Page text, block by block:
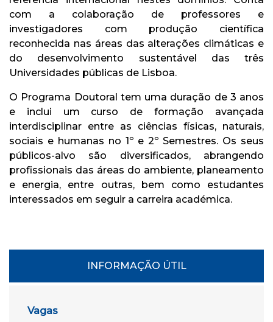
com a colaboração de professores e
investigadores com produção científica
reconhecida nas áreas das alterações climáticas e
do desenvolvimento sustentável das três
Universidades públicas de Lisboa.
O Programa Doutoral tem uma duração de 3 anos
e inclui um curso de formação avançada
interdisciplinar entre as ciências físicas, naturais,
sociais e humanas no 1º e 2º Semestres. Os seus
públicos-alvo são diversificados, abrangendo
profissionais das áreas do ambiente, planeamento
e energia, entre outras, bem como estudantes
interessados em seguir a carreira académica.
INFORMAÇÃO ÚTIL
Vagas